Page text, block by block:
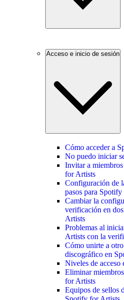
Acceso e inicio de sesión
Cómo acceder a
No puedo iniciar
Invitar a
for Artists
Configuración de
pasos para
Cambiar la
verificación en
Artists
Problemas al
Artists con la
Cómo unirte a
discográfico en
Niveles de
Eliminar
for Artists
Equipos de sellos